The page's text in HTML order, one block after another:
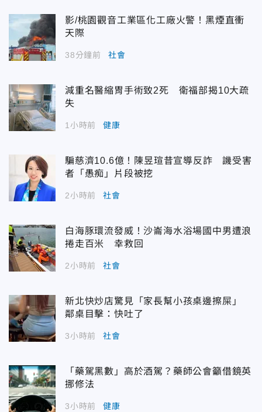
影/桃園觀音工業區化工廠火警！黑煙直衝
天際
38分鐘前 社會
減重名醫縮胃手術致2死 衛福部揭10大疏
失
1小時前 健康
騙慈濟10.6億！陳昱瑄昔宣導反詐 譏受害
者「愚痴」片段被挖
2小時前 社會
白海豚環流發威！沙崙海水浴場國中男遭浪
捲走百米 幸救回
2小時前 社會
新北快炒店驚見「家長幫小孩桌邊擦屎」
鄰桌目擊：快吐了
3小時前 社會
「藥駕黑數」高於酒駕？藥師公會籲借鏡英
挪修法
3小時前 健康